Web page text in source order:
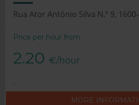
Rua Ator António Silva N.º 9,
Price per hour from
2.20 €/hour
.
MORE